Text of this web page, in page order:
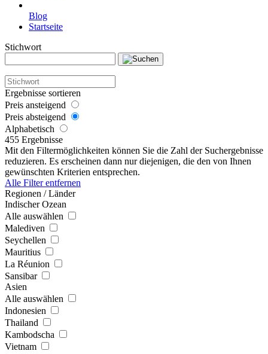
Blog
Startseite
Stichwort
Ergebnisse sortieren
Preis ansteigend
Preis absteigend
Alphabetisch
455 Ergebnisse
Mit den Filtermöglichkeiten können Sie die Zahl der Suchergebnisse
reduzieren. Es erscheinen dann nur diejenigen, die den von Ihnen
gewünschten Kriterien entsprechen.
Alle Filter entfernen
Regionen / Länder
Indischer Ozean
Alle auswählen
Malediven
Seychellen
Mauritius
La Réunion
Sansibar
Asien
Alle auswählen
Indonesien
Thailand
Kambodscha
Vietnam